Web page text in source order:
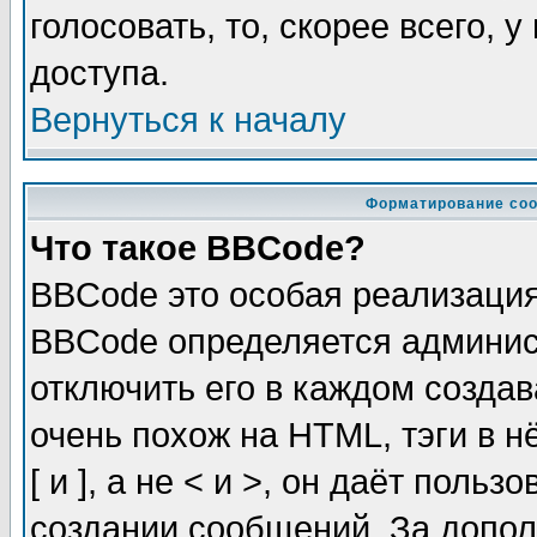
голосовать, то, скорее всего,
доступа.
Вернуться к началу
Форматирование
Что такое BBCode?
BBCode это особая
BBCode определяется
отключить его в каждом
очень похож на HTML, тэги в
[ и ], а не < и >, он даёт
создании сообщений. За